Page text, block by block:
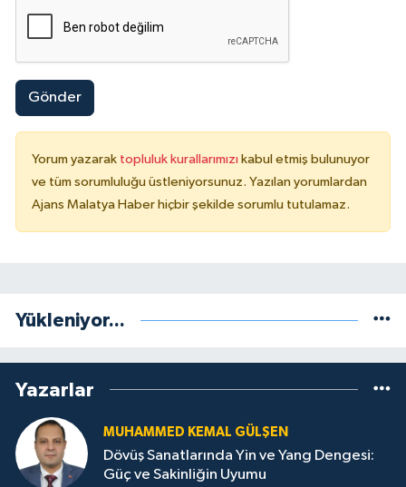
Gönder
Yorum yazarak topluluk kurallarımızı kabul etmiş bulunuyor
ve tüm sorumluluğu üstleniyorsunuz. Yazılan yorumlardan
Ajans Malatya Haber hiçbir şekilde sorumlu tutulamaz.
Yükleniyor...
Yazarlar
MUHAMMED KEMAL GÜLŞEN
Dövüş Sanatlarında Yin ve Yang Dengesi:
Güç ve Sakinliğin Uyumu